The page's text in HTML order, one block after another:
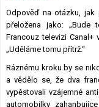
Odpověď na otázku,
přeložena jako: „Bude
Francouz televizi
„Uděláme tomu přítrž.“
Ráznému kroku by se
a vědělo se, že dva
vypěstovali vzájemné
automobilky